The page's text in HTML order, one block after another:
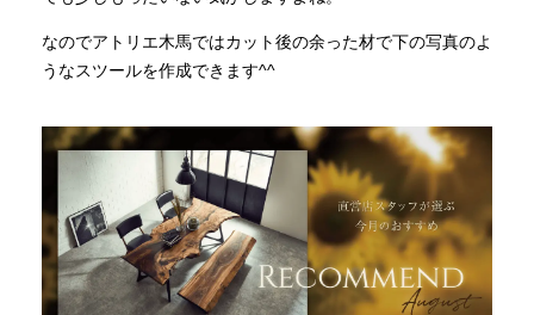
お問い合わせ
なのでアトリエ木馬ではカット後の余った材で下の写真のよ
うなスツールを作成できます^^